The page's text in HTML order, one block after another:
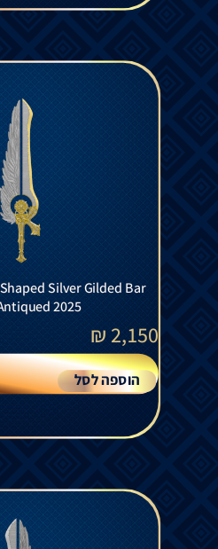
Silver Gilded Bar
2025
2,150
₪
הוספה לסל